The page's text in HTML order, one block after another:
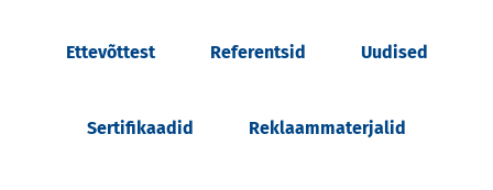
Ettevõttest Referentsid Uudised
Sertifikaadid Reklaammaterjalid